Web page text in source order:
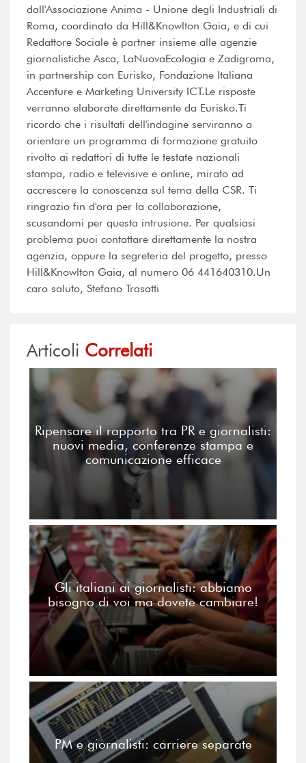
dall'Associazione Anima - Unione degli Industriali di
Roma, coordinato da Hill&Knowlton Gaia, e di cui
Redattore Sociale è partner insieme alle agenzie
giornalistiche Asca, LaNuovaEcologia e Zadigroma,
in partnership con Eurisko, Fondazione Italiana
Accenture e Marketing University ICT.Le risposte
verranno elaborate direttamente da Eurisko.Ti
ricordo che i risultati dell'indagine serviranno a
orientare un programma di formazione gratuito
rivolto ai redattori di tutte le testate nazionali
stampa, radio e televisive e online, mirato ad
accrescere la conoscenza sul tema della CSR. Ti
ringrazio fin d'ora per la collaborazione,
scusandomi per questa intrusione. Per qualsiasi
problema puoi contattare direttamente la nostra
agenzia, oppure la segreteria del progetto, presso
Hill&Knowlton Gaia, al numero 06 441640310.Un
caro saluto, Stefano Trasatti
Articoli Correlati
Ripensare il rapporto tra PR e giornalisti:
nuovi media, conferenze stampa e
comunicazione efficace
Gli italiani ai giornalisti: abbiamo
bisogno di voi ma dovete cambiare!
PM e giornalisti: carriere separate